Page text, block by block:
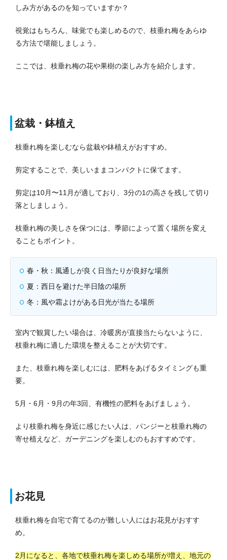
しみ方があるのを知っていますか？
視覚はもちろん、味覚でも楽しめるので、枝垂れ梅をあらゆ
る方法で堪能しましょう。
ここでは、枝垂れ梅の花や果樹の楽しみ方を紹介します。
盆栽・鉢植え
枝垂れ梅を楽しむなら盆栽や鉢植えがおすすめ。
剪定することで、美しいままコンパクトに保てます。
剪定は10月〜11月が適しており、3分の1の高さを残して切り
落としましょう。
枝垂れ梅の美しさを保つには、季節によって置く場所を変え
ることもポイント。
春・秋：風通しが良く日当たりが良好な場所
夏：西日を避けた半日陰の場所
冬：風や霜よけがある日光が当たる場所
室内で観賞したい場合は、冷暖房が直接当たらないように、
枝垂れ梅に適した環境を整えることが大切です。
また、枝垂れ梅を楽しむには、肥料をあげるタイミングも重
要。
5月・6月・9月の年3回、有機性の肥料をあげましょう。
より枝垂れ梅を身近に感じたい人は、パンジーと枝垂れ梅の
寄せ植えなど、ガーデニングを楽しむのもおすすめです。
お花見
枝垂れ梅を自宅で育てるのが難しい人にはお花見がおすす
め。
2月になると、各地で枝垂れ梅を楽しめる場所が増え、地元の